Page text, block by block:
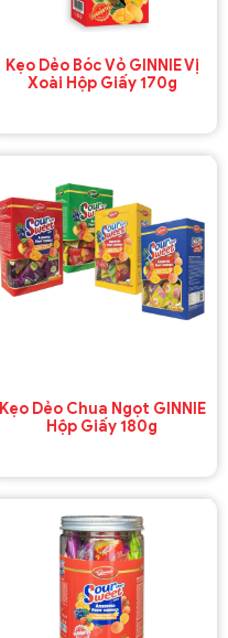
Kẹo Dẻo Bóc Vỏ GINNIE Vị
Xoài Hộp Giấy 170g
Kẹo Dẻo Chua Ngọt GINNIE
Hộp Giấy 180g